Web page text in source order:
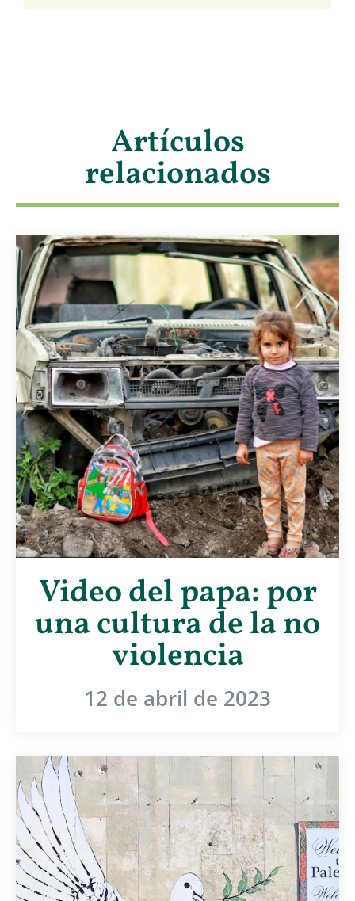
Artículos
relacionados
Video del papa: por
una cultura de la no
violencia
12 de abril de 2023